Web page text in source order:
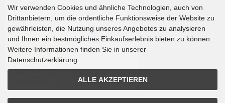
Wir verwenden Cookies und ähnliche Technologien, auch von
Drittanbietern, um die ordentliche Funktionsweise der Website zu
gewährleisten, die Nutzung unseres Angebotes zu analysieren
und Ihnen ein bestmögliches Einkaufserlebnis bieten zu können.
Weitere Informationen finden Sie in unserer
Datenschutzerklärung.
ALLE AKZEPTIEREN